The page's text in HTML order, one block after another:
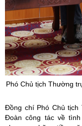
Phó Chủ tịch Thường
Đồng chí Phó Chủ tịch
Đoàn công tác về